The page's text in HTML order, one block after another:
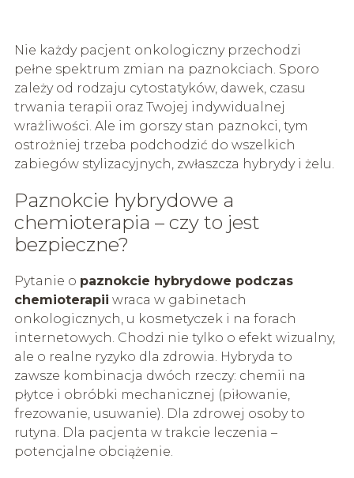
Nie każdy pacjent onkologiczny przechodzi
pełne spektrum zmian na paznokciach. Sporo
zależy od rodzaju cytostatyków, dawek, czasu
trwania terapii oraz Twojej indywidualnej
wrażliwości. Ale im gorszy stan paznokci, tym
ostrożniej trzeba podchodzić do wszelkich
zabiegów stylizacyjnych, zwłaszcza hybrydy i żelu.
Paznokcie hybrydowe a
chemioterapia – czy to jest
bezpieczne?
Pytanie o paznokcie hybrydowe podczas
chemioterapii wraca w gabinetach
onkologicznych, u kosmetyczek i na forach
internetowych. Chodzi nie tylko o efekt wizualny,
ale o realne ryzyko dla zdrowia. Hybryda to
zawsze kombinacja dwóch rzeczy: chemii na
płytce i obróbki mechanicznej (piłowanie,
frezowanie, usuwanie). Dla zdrowej osoby to
rutyna. Dla pacjenta w trakcie leczenia –
potencjalne obciążenie.